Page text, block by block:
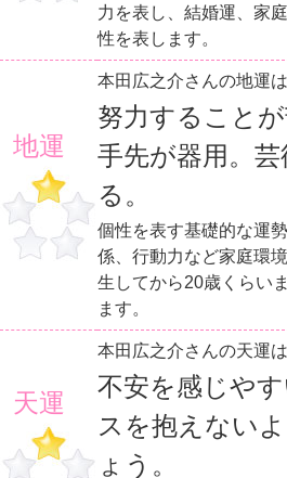
力を表し、結婚運、家
性を表します。
地運
本田広之介さんの地運
努力すること
手先が器用。
る。
個性を表す基礎的な運
係、行動力など家庭環
生してから20歳くらい
ます。
天運
本田広之介さんの天運
不安を感じや
スを抱えない
ょう。